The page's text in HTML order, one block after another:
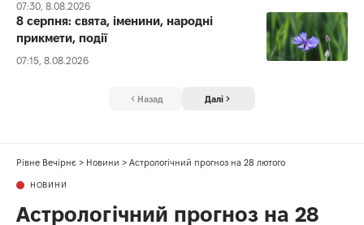
07:30, 8.08.2026
8 серпня: свята, іменини, народні
прикмети, події
07:15, 8.08.2026
Назад Далі
Рівне Вечірнє > Новини > Астрологічний прогноз на 28 лютого
НОВИНИ
Астрологічний прогноз на 28